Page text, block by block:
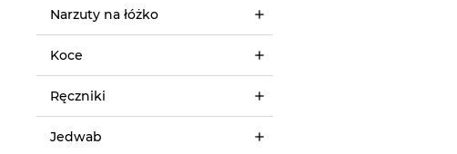
Narzuty na łóżko
Koce
Ręczniki
Jedwab